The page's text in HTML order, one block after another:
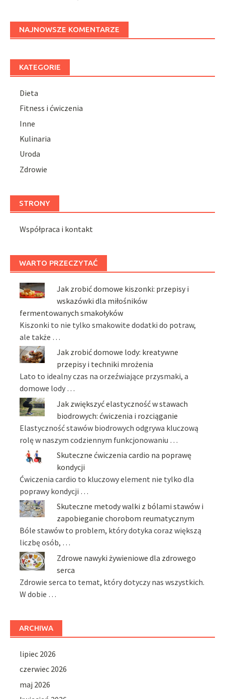
NAJNOWSZE KOMENTARZE
KATEGORIE
Dieta
Fitness i ćwiczenia
Inne
Kulinaria
Uroda
Zdrowie
STRONY
Współpraca i kontakt
WARTO PRZECZYTAĆ
Jak zrobić domowe kiszonki: przepisy i
wskazówki dla miłośników
fermentowanych smakołyków
Kiszonki to nie tylko smakowite dodatki do potraw,
ale także …
Jak zrobić domowe lody: kreatywne
przepisy i techniki mrożenia
Lato to idealny czas na orzeźwiające przysmaki, a
domowe lody …
Jak zwiększyć elastyczność w stawach
biodrowych: ćwiczenia i rozciąganie
Elastyczność stawów biodrowych odgrywa kluczową
rolę w naszym codziennym funkcjonowaniu …
Skuteczne ćwiczenia cardio na poprawę
kondycji
Ćwiczenia cardio to kluczowy element nie tylko dla
poprawy kondycji …
Skuteczne metody walki z bólami stawów i
zapobieganie chorobom reumatycznym
Bóle stawów to problem, który dotyka coraz większą
liczbę osób, …
Zdrowe nawyki żywieniowe dla zdrowego
serca
Zdrowie serca to temat, który dotyczy nas wszystkich.
W dobie …
ARCHIWA
lipiec 2026
czerwiec 2026
maj 2026